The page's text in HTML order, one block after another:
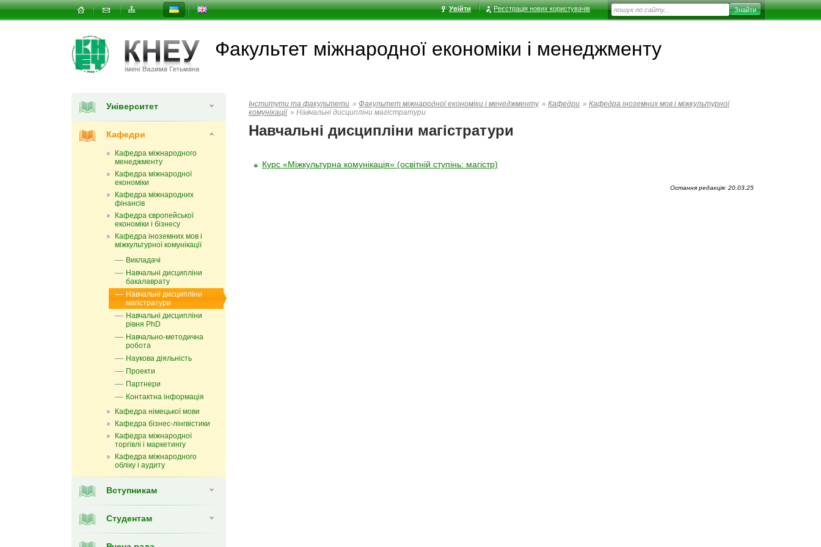
Увійти Реєстрація нових користувачів
Факультет мiжнародної економiки i менеджменту
Університет
Кафедри
Кафедра міжнародного
менеджменту
Кафедра міжнародної
економіки
Кафедра міжнародних
фінансів
Кафедра європейської
економіки і бізнесу
Кафедра іноземних мов і
міжкультурної комунікації
Викладачі
Навчальні дисципліни
бакалаврату
Навчальні дисципліни
магістратури
Навчальні дисципліни
рівня PhD
Навчально-методична
робота
Наукова діяльність
Проекти
Партнери
Контактна інформація
Кафедра німецької мови
Кафедра бізнес-лінгвістики
Кафедра міжнародної
торгівлі і маркетингу
Кафедра мiжнародного
обліку і аудиту
Вступникам
Студентам
Інститути та факультети » Факультет мiжнародної економiки i менеджменту » Кафедри » Кафедра іноземних мов і міжкультурної
комунікації » Навчальні дисципліни магістратури
Навчальні дисципліни магістратури
Курс «Міжкультурна комунікація» (освітній ступінь: магістр)
Остання редакція: 20.03.25